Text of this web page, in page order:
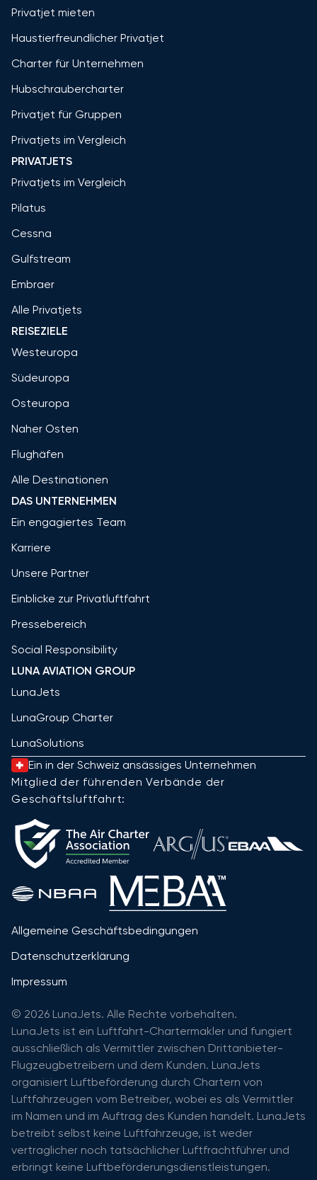
Privatjet mieten
Haustierfreundlicher Privatjet
Charter für Unternehmen
Hubschraubercharter
Privatjet für Gruppen
Privatjets im Vergleich
PRIVATJETS
Privatjets im Vergleich
Pilatus
Cessna
Gulfstream
Embraer
Alle Privatjets
REISEZIELE
Westeuropa
Südeuropa
Osteuropa
Naher Osten
Flughäfen
Alle Destinationen
DAS UNTERNEHMEN
Ein engagiertes Team
Karriere
Unsere Partner
Einblicke zur Privatluftfahrt
Pressebereich
Social Responsibility
LUNA AVIATION GROUP
LunaJets
LunaGroup Charter
LunaSolutions
Ein in der Schweiz ansässiges Unternehmen
Mitglied der führenden Verbände der
Geschäftsluftfahrt:
Allgemeine Geschäftsbedingungen
Datenschutzerklärung
Impressum
© 2026 LunaJets. Alle Rechte vorbehalten.
LunaJets ist ein Luftfahrt-Chartermakler und fungiert
ausschließlich als Vermittler zwischen Drittanbieter-
Flugzeugbetreibern und dem Kunden. LunaJets
organisiert Luftbeförderung durch Chartern von
Luftfahrzeugen vom Betreiber, wobei es als Vermittler
im Namen und im Auftrag des Kunden handelt. LunaJets
betreibt selbst keine Luftfahrzeuge, ist weder
vertraglicher noch tatsächlicher Luftfrachtführer und
erbringt keine Luftbeförderungsdienstleistungen.